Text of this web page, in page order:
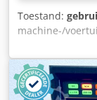
Toestand:
machine-/
PF4000-C-HW
efficiënte
deze gebruikte